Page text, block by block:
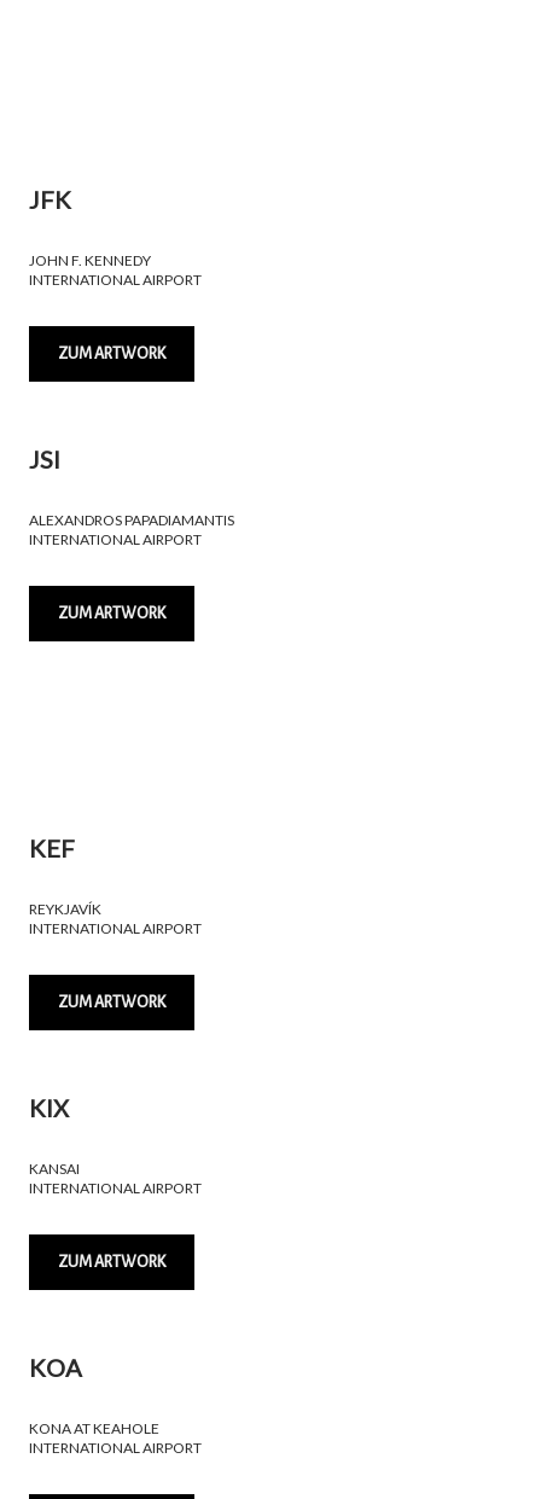
JFK
JOHN F. KENNEDY
INTERNATIONAL AIRPORT
ZUM ARTWORK
JSI
ALEXANDROS PAPADIAMANTIS
INTERNATIONAL AIRPORT
ZUM ARTWORK
KEF
REYKJAVÍK
INTERNATIONAL AIRPORT
ZUM ARTWORK
KIX
KANSAI
INTERNATIONAL AIRPORT
ZUM ARTWORK
KOA
KONA AT KEAHOLE
INTERNATIONAL AIRPORT